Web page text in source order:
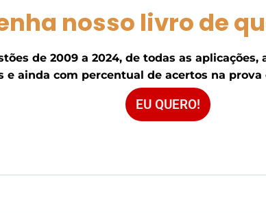
nosso livro de
de 2009 a 2024, de todas as
e ainda com percentual de acertos na
EU QUERO!